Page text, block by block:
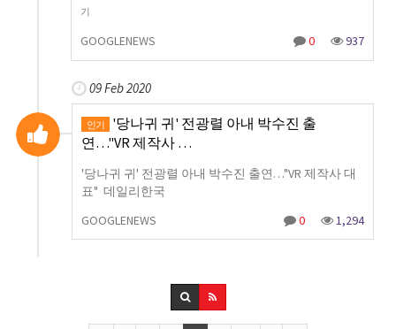
기
GOOGLENEWS 0 937
09 Feb 2020
인기
'당나귀 귀' 전광렬 아내 박수진 출
연…"VR 제작사 …
'당나귀 귀' 전광렬 아내 박수진 출연…"VR 제작사 대
표" 데일리한국
GOOGLENEWS
0 1,294